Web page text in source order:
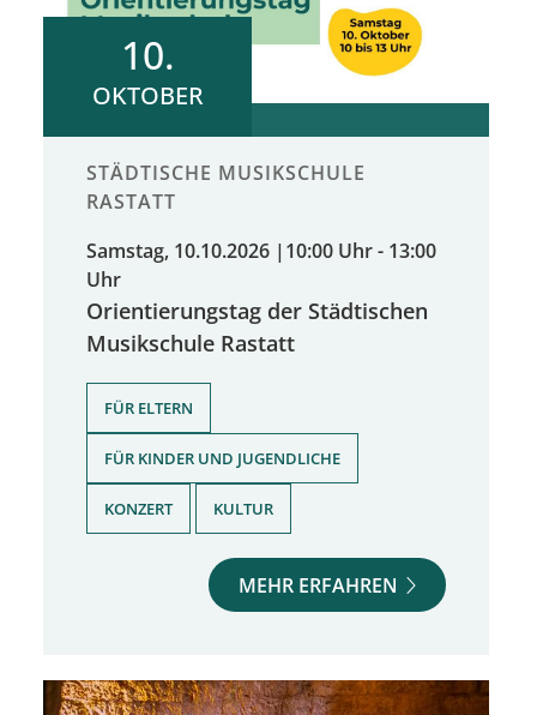
10.
OKTOBER
STÄDTISCHE MUSIKSCHULE
RASTATT
Samstag, 10.10.2026 | 10:00 Uhr - 13:00
Uhr
Orientierungstag der Städtischen
Musikschule Rastatt
FÜR ELTERN
FÜR KINDER UND JUGENDLICHE
KONZERT KULTUR
MEHR ERFAHREN